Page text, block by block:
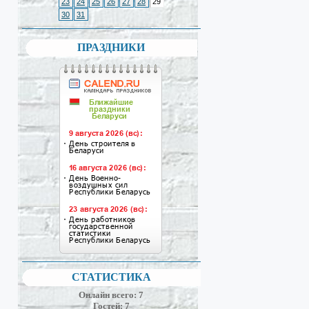
30
31
ПРАЗДНИКИ
СТАТИСТИКА
Онлайн всего: 7
Гостей:7